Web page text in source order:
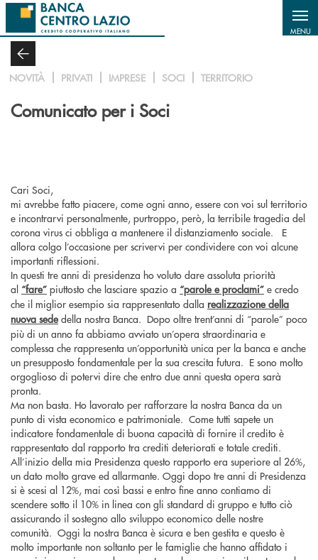
Salta al contenuto principale
MENU
NOVITÀ PRIVATI IMPRESE SOCI TERRITORIO
Comunicato per i Soci
Cari Soci,
mi avrebbe fatto piacere, come ogni anno, essere con voi sul territorio
e incontrarvi personalmente, purtroppo, però, la terribile tragedia del
corona virus ci obbliga a mantenere il distanziamento sociale. E
allora colgo l’occasione per scrivervi per condividere con voi alcune
importanti riflessioni.
In questi tre anni di presidenza ho voluto dare assoluta priorità
al “fare” piuttosto che lasciare spazio a “parole e proclami” e credo
che il miglior esempio sia rappresentato dalla realizzazione della
nuova sede della nostra Banca. Dopo oltre trent’anni di “parole” poco
più di un anno fa abbiamo avviato un’opera straordinaria e
complessa che rappresenta un’opportunità unica per la banca e anche
un presupposto fondamentale per la sua crescita futura. E sono molto
orgoglioso di potervi dire che entro due anni questa opera sarà
pronta.
Ma non basta. Ho lavorato per rafforzare la nostra Banca da un
punto di vista economico e patrimoniale. Come tutti sapete un
indicatore fondamentale di buona capacità di fornire il credito è
rappresentato dal rapporto tra crediti deteriorati e totale crediti.
All’inizio della mia Presidenza questo rapporto era superiore al 26%,
un dato molto grave ed allarmante. Oggi dopo tre anni di Presidenza
si è scesi al 12%, mai così bassi e entro fine anno contiamo di
scendere sotto il 10% in linea con gli standard di gruppo e tutto ciò
assicurando il sostegno allo sviluppo economico delle nostre
comunità. Oggi la nostra Banca è sicura e ben gestita e questo è
molto importante non soltanto per le famiglie che hanno affidato i